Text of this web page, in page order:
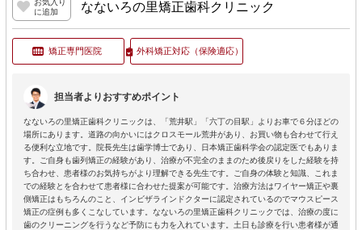
に追加
なないろの里矯正歯科クリニック
矯正専門医院 外科矯正対応（保険適応）
担当者よりおすすめポイント
なないろの里矯正歯科クリニックは、「荒井駅」「六丁の目駅」よりお車で６分ほどの
場所にあります。道路の向かいにはクロスモール荒井があり、お買い物も合わせて行え
る便利な立地です。院長先生は歯学博士であり、日本矯正歯科学会の認定医でもありま
す。ご自身も歯列矯正の経験があり、治療が不完全のままのため後戻りをした経験を持
ち合わせ、患者様のお気持ちがより理解できる先生です。ご自身の体験と知識、これま
での経験とを合わせて患者様に合わせた提案が可能です。治療方法はワイヤー矯正や裏
側矯正はもちろんのこと、インビザラインドクターに認定されているのでマウスピース
矯正の症例も多くこなしています。なないろの里矯正歯科クリニックでは、治療の度に
歯のクリーニングを行うなど予防にも力を入れています。土日も診療を行い患者様が通